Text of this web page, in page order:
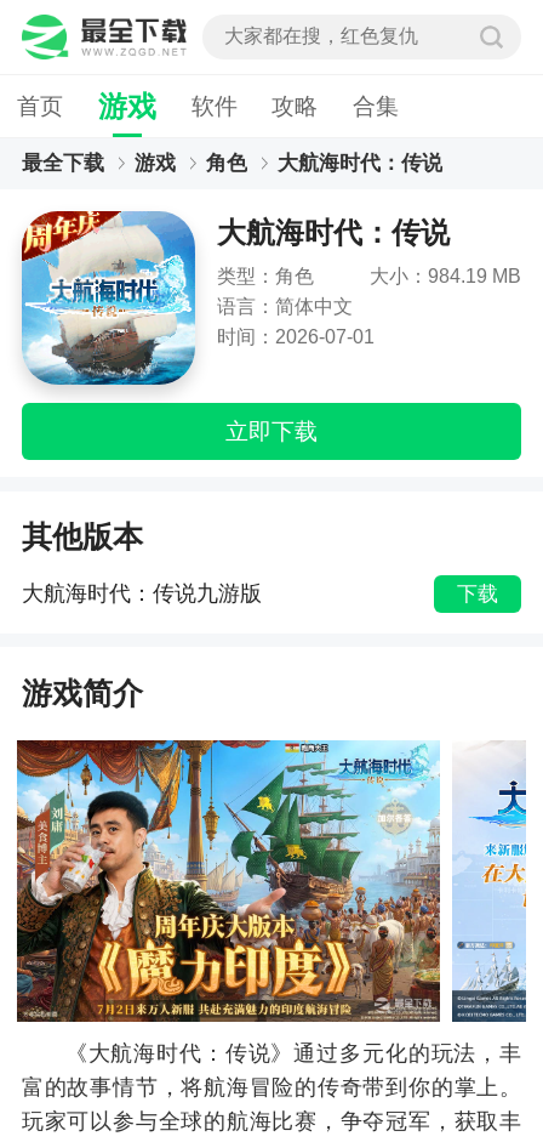
首页 游戏 软件 攻略 合集
最全下载 游戏 角色 大航海时代：传说
大航海时代：传说
类型：角色
大小：984.19 MB
语言：简体中文
时间：2026-07-01
立即下载
其他版本
大航海时代：传说九游版 下载
游戏简介
《大航海时代：传说》通过多元化的玩法，丰
富的故事情节，将航海冒险的传奇带到你的掌上。
玩家可以参与全球的航海比赛，争夺冠军，获取丰